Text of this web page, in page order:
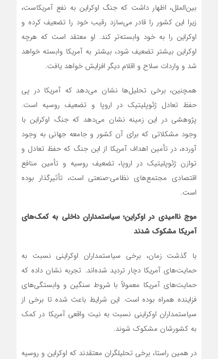
بین‌الملل، اظهار داشت که جنگ اوکراین به نفع آمریکاست،
زیرا این کشور را قادر می‌سازد رقیب خود را تضعیف کرده و
اوکراین را به خود وابسته‌تر کند. او معتقد است که هرچه
اوکراین بیشتر تضعیف شود، بیشتر به آمریکا وابسته خواهد
شد و واردات سلاح و اقلام دیگر افزایش خواهد یافت.
همچنین، برخی تحلیل‌ها نشان می‌دهد که آمریکا در پی
حفظ تعادل ژئوپلیتیک در اروپا و تضعیف روسیه است.
پژوهشی در این زمینه نشان می‌دهد که جنگ اوکراین با
وجود مشکلاتی که برای آن کشور و جامعه جهانی به وجود
آورده، در تأمین اهداف آمریکا از این جنگ که حفظ تعادل و
توازن ژئوپلیتیک در اروپا، تضعیف روسیه و تأمین منافع
اقتصادی مجتمع‌های نظامی-صنعتی است، تأثیرگذار بوده
است.
موج ناامیدی در اوکراین؛ سیاستمداران داخلی به کمک‌های
آمریکا مشکوک شدند
با گذشت زمان، برخی سیاستمداران اوکراینی نسبت به
حمایت‌های آمریکا دچار تردید شده‌اند. تجربه نشان داده که
حمایت‌های آمریکا معمولاً با شروط سنگین و وابستگی‌های
فزاینده همراه بوده است. این شرایط باعث شده تا برخی از
سیاستمداران اوکراینی نسبت به نیت واقعی آمریکا در کمک
به کشورشان مشکوک شوند.
در همین راستا، برخی تحلیلگران معتقدند که اوکراین و روسیه